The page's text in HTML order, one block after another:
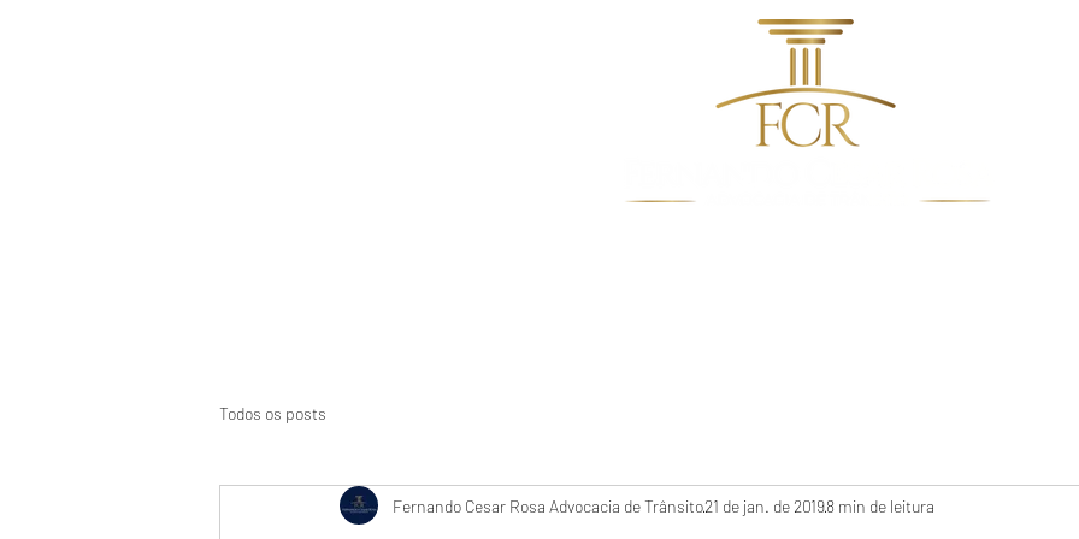
Todos os posts
Fernando Cesar Rosa Advocacia de Trânsito21 de jan. de 20198 min de leitura